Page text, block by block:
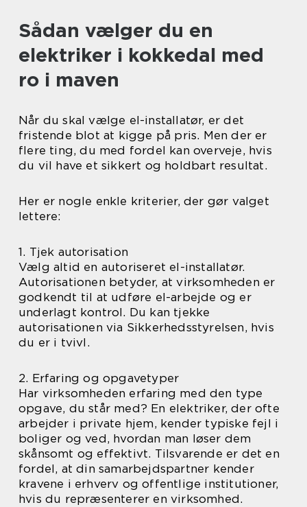
Sådan vælger du en
elektriker i kokkedal med
ro i maven
Når du skal vælge el-installatør, er det
fristende blot at kigge på pris. Men der er
flere ting, du med fordel kan overveje, hvis
du vil have et sikkert og holdbart resultat.
Her er nogle enkle kriterier, der gør valget
lettere:
1. Tjek autorisation
Vælg altid en autoriseret el-installatør.
Autorisationen betyder, at virksomheden er
godkendt til at udføre el-arbejde og er
underlagt kontrol. Du kan tjekke
autorisationen via Sikkerhedsstyrelsen, hvis
du er i tvivl.
2. Erfaring og opgavetyper
Har virksomheden erfaring med den type
opgave, du står med? En elektriker, der ofte
arbejder i private hjem, kender typiske fejl i
boliger og ved, hvordan man løser dem
skånsomt og effektivt. Tilsvarende er det en
fordel, at din samarbejdspartner kender
kravene i erhverv og offentlige institutioner,
hvis du repræsenterer en virksomhed.